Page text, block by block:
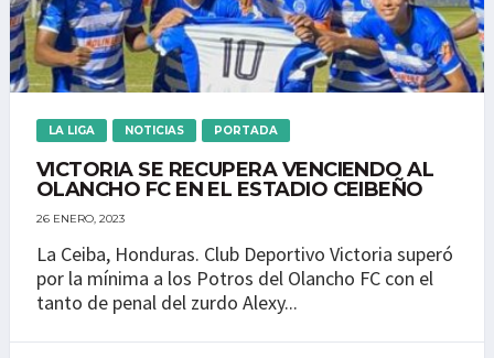
LA LIGA NOTICIAS PORTADA
VICTORIA SE RECUPERA VENCIENDO AL
OLANCHO FC EN EL ESTADIO CEIBEÑO
26 ENERO, 2023
La Ceiba, Honduras. Club Deportivo Victoria superó
por la mínima a los Potros del Olancho FC con el
tanto de penal del zurdo Alexy...